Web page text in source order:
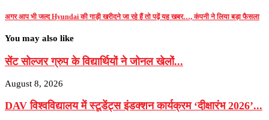
अगर आप भी जल्द Hyundai की गाड़ी खरीदने जा रहे हैं तो पढ़ें यह खबर…, कंपनी ने लिया बड़ा फैसला
You may also like
सेंट सोल्जर ग्रुप के विद्यार्थियों ने जोनल खेलों...
August 8, 2026
DAV विश्वविद्यालय में स्टूडेंट्स इंडक्शन कार्यक्रम ‘दीक्षारंभ 2026’...